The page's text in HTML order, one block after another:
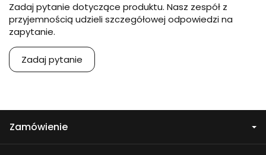
Zadaj pytanie dotyczące produktu. Nasz zespół z
przyjemnością udzieli szczegółowej odpowiedzi na
zapytanie.
Zadaj pytanie
Zamówienie